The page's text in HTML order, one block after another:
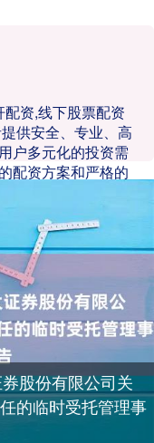
资,线下股票配资
供安全、专业、高
户多元化的投资需
配资方案和严格的
全，交易便捷，是
网，开启您的智慧
股份有限公司关
的临时受托管理事